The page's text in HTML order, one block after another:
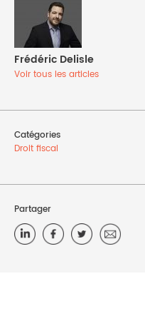
Frédéric Delisle
Voir tous les articles
Catégories
Droit fiscal
Partager